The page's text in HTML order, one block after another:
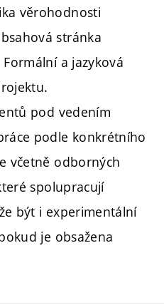
věrohodnosti
stránka
a jazyková
pod vedením
podle konkrétního
včetně odborných
spolupracují
být i experimentální
je obsažena